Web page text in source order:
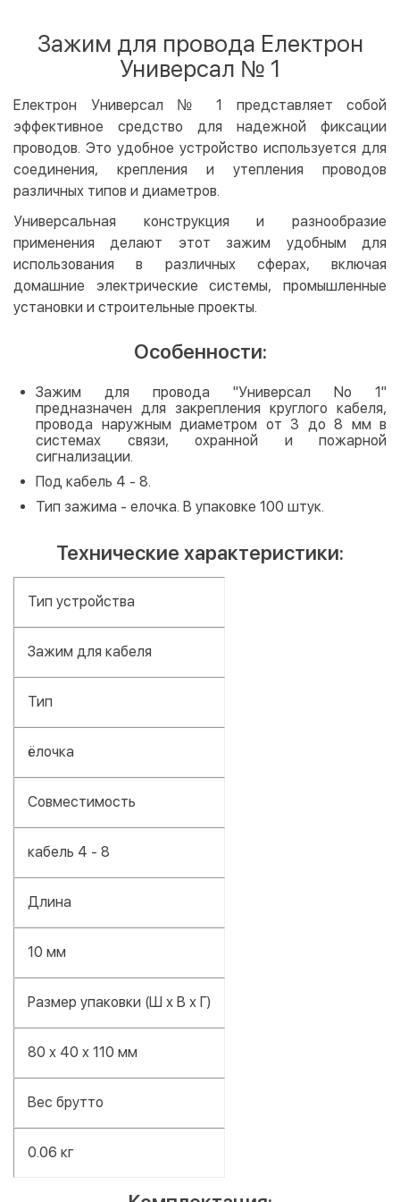
LiqPay
Google Pay
Безналичный расчет
Оплата на карту юр.лица
Оплата на счет юр.лица
Бесплатно
Кредит
Мгновенная рассрочка (Приватбанк)
Оплата частями (Приватбанк)
Покупка частями (Монобанк)
Зажим для провода Електрон
Универсал № 1
Електрон Универсал № 1 представляет собой
эффективное средство для надежной фиксации
проводов. Это удобное устройство используется для
соединения, крепления и утепления проводов
различных типов и диаметров.
Универсальная конструкция и разнообразие
применения делают этот зажим удобным для
использования в различных сферах, включая
домашние электрические системы, промышленные
установки и строительные проекты.
Особенности:
Зажим для провода "Универсал No 1"
предназначен для закрепления круглого кабеля,
провода наружным диаметром от 3 до 8 мм в
системах связи, охранной и пожарной
сигнализации.
Под кабель 4 - 8.
Тип зажима - елочка. В упаковке 100 штук.
Технические характеристики:
Тип устройства
Зажим для кабеля
Тип
ёлочка
Совместимость
кабель 4 - 8
Длина
10 мм
Размер упаковки (Ш х В х Г)
80 x 40 x 110 мм
Вес брутто
0.06 кг